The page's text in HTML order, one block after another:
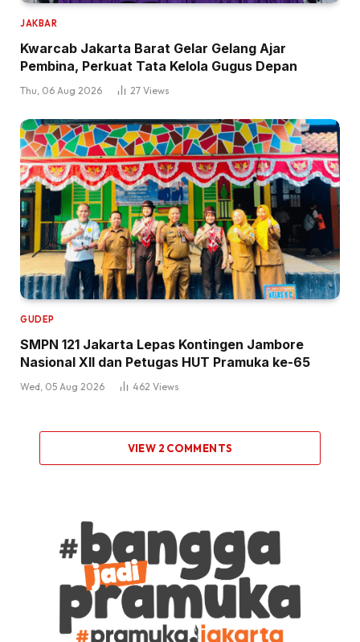
JAKBAR
Kwarcab Jakarta Barat Gelar Gelang Ajar
Pembina, Perkuat Tata Kelola Gugus Depan
Thu, 06 Aug 2026 27 Views
GUDEP
SMPN 121 Jakarta Lepas Kontingen Jambore
Nasional XII dan Petugas HUT Pramuka ke-65
Wed, 05 Aug 2026 462 Views
VIEW 2 COMMENTS